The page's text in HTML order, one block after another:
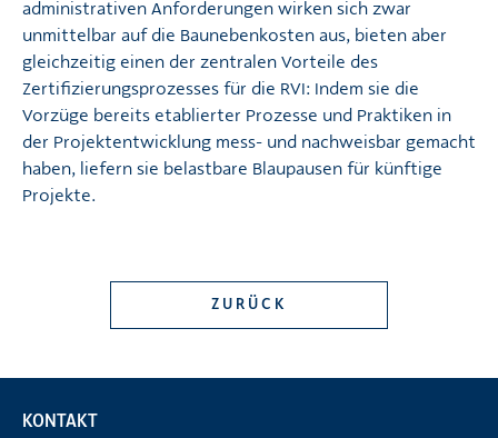
administrativen Anforderungen wirken sich zwar
unmittelbar auf die Baunebenkosten aus, bieten aber
gleichzeitig einen der zentralen Vorteile des
Zertifizierungsprozesses für die RVI: Indem sie die
Vorzüge bereits etablierter Prozesse und Praktiken in
der Projektentwicklung mess- und nachweisbar gemacht
haben, liefern sie belastbare Blaupausen für künftige
Projekte.
ZURÜCK
KONTAKT